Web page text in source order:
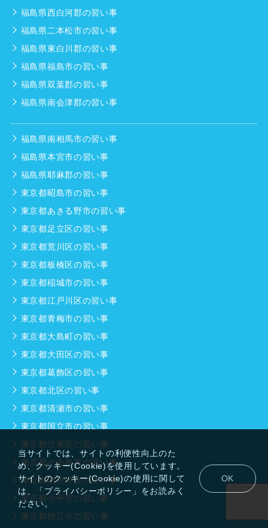
当サイトでは、サイトの利便性向上のた
め、クッキー(Cookie)を使用しています。
サイトのクッキー(Cookie)の使用に関して
は、「プライバシーポリシー」をお読みく
ださい。
OK
福島県西白河郡の習い事
福島県二本松市の習い事
福島県東白川郡の習い事
福島県福島市の習い事
福島県双葉郡の習い事
福島県南会津郡の習い事
福島県南相馬市の習い事
福島県本宮市の習い事
福島県耶麻郡の習い事
東京都昭島市の習い事
東京都あきる野市の習い事
東京都足立区の習い事
東京都荒川区の習い事
東京都板橋区の習い事
東京都稲城市の習い事
東京都江戸川区の習い事
東京都青梅市の習い事
東京都大島町の習い事
東京都大田区の習い事
東京都葛飾区の習い事
東京都北区の習い事
東京都清瀬市の習い事
東京都国立市の習い事
東京都江東区の習い事
東京都小金井市の習い事
東京都国分寺市の習い事
東京都小平市の習い事
東京都狛江市の習い事